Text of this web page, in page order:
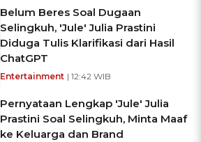
Belum Beres Soal Dugaan
Selingkuh, 'Jule' Julia Prastini
Diduga Tulis Klarifikasi dari Hasil
ChatGPT
Entertainment | 12:42 WIB
Pernyataan Lengkap 'Jule' Julia
Prastini Soal Selingkuh, Minta Maaf
ke Keluarga dan Brand